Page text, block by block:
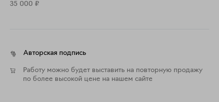
35 000 ₽
Авторская подпись
Работу можно будет выставить на повторную продажу
по более высокой цене на нашем сайте